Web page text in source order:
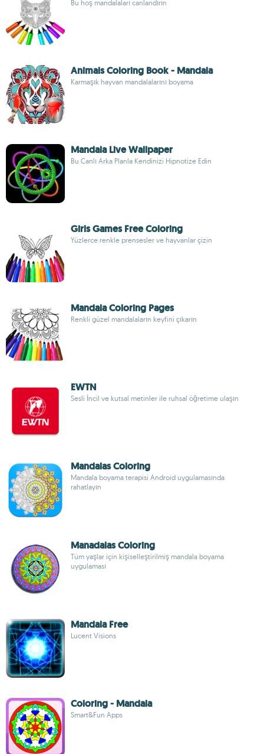
Bu hoş mandalaları canlandırın
Animals Coloring Book - Mandala
Karmaşık hayvan mandalalarını boyama
Mandala Live Wallpaper
Bu Canlı Arka Planla Kendinizi Hipnotize Edin
Girls Games Free Coloring
Yüzlerce renkle prensesler ve hayvanlar çizin
Mandala Coloring Pages
Renkli güzel mandalaların keyfini çıkarın
EWTN
Sesli İncil ve kutsal metinler ile ruhsal öğretime ulaşın
Mandalas Coloring
Mandala boyama terapisi Android uygulamasında
rahatlayın
Manadalas Coloring
Tüm yaşlar için kişiselleştirilmiş mandala boyama
uygulaması
Mandala Free
Lucent Visions
Coloring - Mandala
Smart&Fun Apps